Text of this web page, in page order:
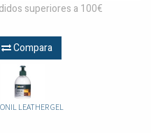
superiores a 100€
Compara
LEATHER GEL